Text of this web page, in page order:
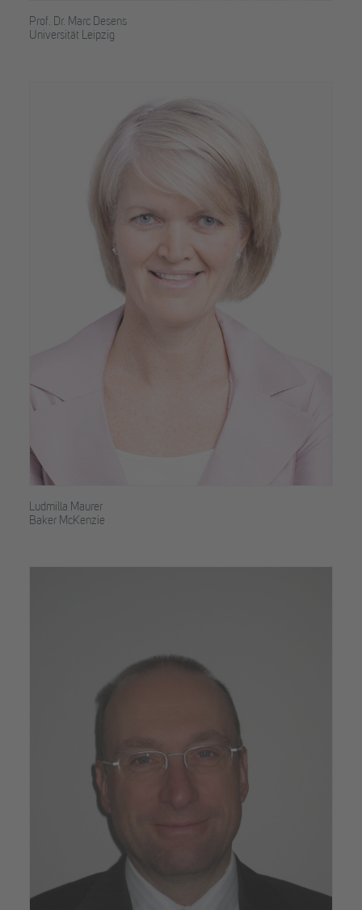
Prof. Dr. Marc Desens
Universität Leipzig
Ludmilla Maurer
Baker McKenzie